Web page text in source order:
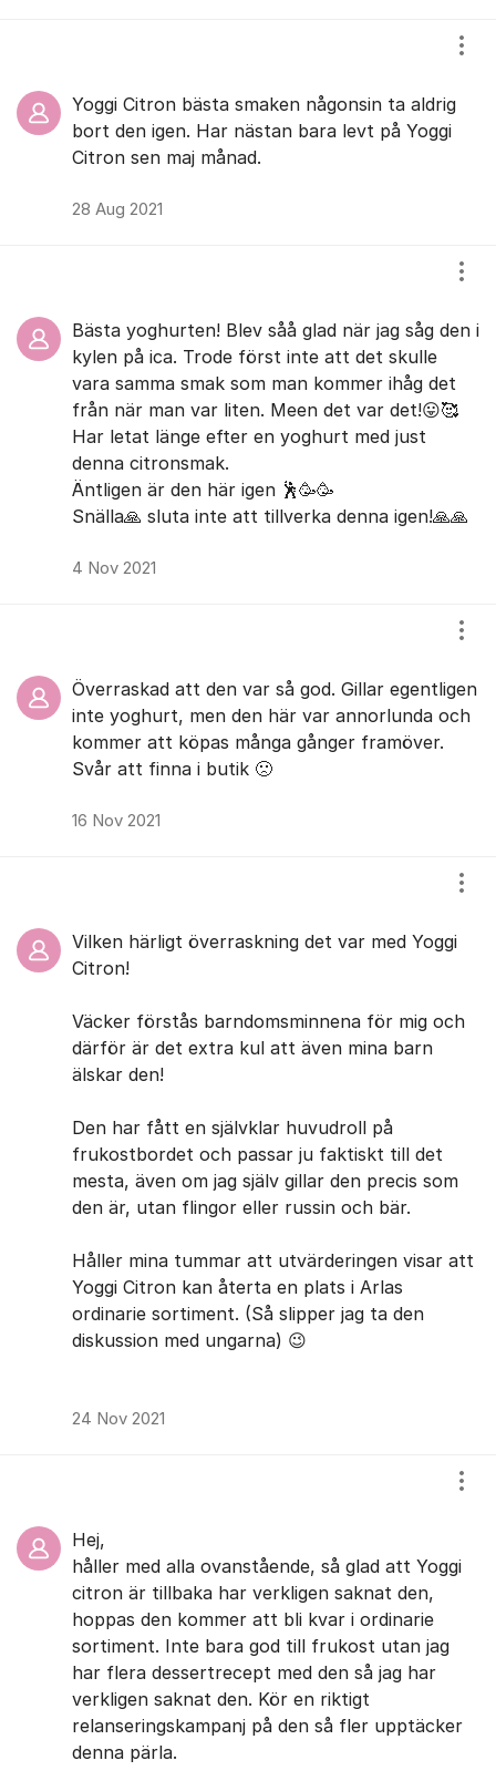
Yoggi Citron bästa smaken någonsin ta aldrig
bort den igen. Har nästan bara levt på Yoggi
Citron sen maj månad.
28 Aug 2021
Bästa yoghurten! Blev såå glad när jag såg den i
kylen på ica. Trode först inte att det skulle
vara samma smak som man kommer ihåg det
från när man var liten. Meen det var det!😛🥰
Har letat länge efter en yoghurt med just
denna citronsmak.
Äntligen är den här igen 🕺🥳🥳
Snälla🙏 sluta inte att tillverka denna igen!🙏🙏
4 Nov 2021
Överraskad att den var så god. Gillar egentligen
inte yoghurt, men den här var annorlunda och
kommer att köpas många gånger framöver.
Svår att finna i butik 🙁
16 Nov 2021
Vilken härligt överraskning det var med Yoggi
Citron!
Väcker förstås barndomsminnena för mig och
därför är det extra kul att även mina barn
älskar den!
Den har fått en självklar huvudroll på
frukostbordet och passar ju faktiskt till det
mesta, även om jag själv gillar den precis som
den är, utan flingor eller russin och bär.
Håller mina tummar att utvärderingen visar att
Yoggi Citron kan återta en plats i Arlas
ordinarie sortiment. (Så slipper jag ta den
diskussion med ungarna) 😉
24 Nov 2021
Hej,
håller med alla ovanstående, så glad att Yoggi
citron är tillbaka har verkligen saknat den,
hoppas den kommer att bli kvar i ordinarie
sortiment. Inte bara god till frukost utan jag
har flera dessertrecept med den så jag har
verkligen saknat den. Kör en riktigt
relanseringskampanj på den så fler upptäcker
denna pärla.